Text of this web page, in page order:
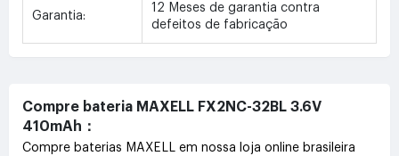
Garantia:
12 Meses de garantia contra
defeitos de fabricação
Compre bateria MAXELL FX2NC-32BL 3.6V
410mAh：
Compre baterias MAXELL em nossa loja online brasileira